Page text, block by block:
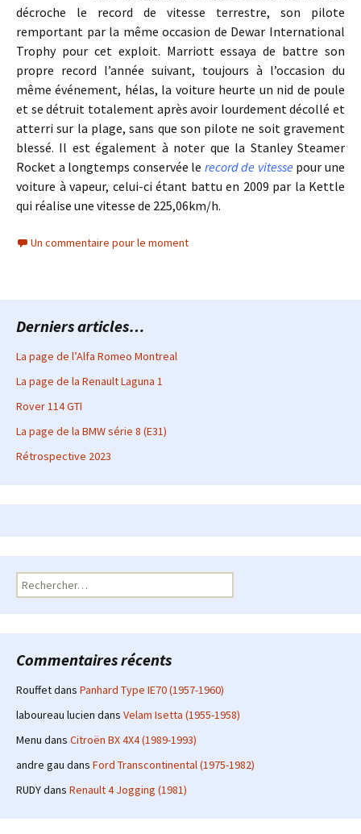
décroche le record de vitesse terrestre, son pilote
remportant par la même occasion de Dewar International
Trophy pour cet exploit. Marriott essaya de battre son
propre record l’année suivant, toujours à l’occasion du
même événement, hélas, la voiture heurte un nid de poule
et se détruit totalement après avoir lourdement décollé et
atterri sur la plage, sans que son pilote ne soit gravement
blessé. Il est également à noter que la Stanley Steamer
Rocket a longtemps conservée le record de vitesse pour une
voiture à vapeur, celui-ci étant battu en 2009 par la Kettle
qui réalise une vitesse de 225,06km/h.
Un commentaire pour le moment
Derniers articles…
La page de l’Alfa Romeo Montreal
La page de la Renault Laguna 1
Rover 114 GTI
La page de la BMW série 8 (E31)
Rétrospective 2023
Rechercher :
Commentaires récents
Rouffetdans Panhard Type IE70 (1957-1960)
laboureau lucien dans Velam Isetta (1955-1958)
Menu dans Citroën BX 4X4 (1989-1993)
andre gau dans Ford Transcontinental (1975-1982)
RUDYdans Renault 4 Jogging (1981)